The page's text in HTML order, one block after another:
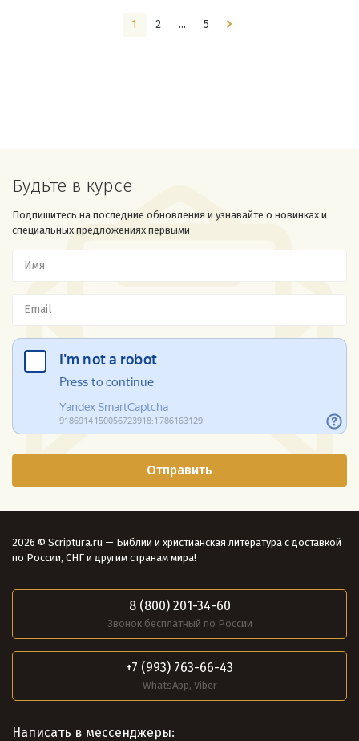
1 2 ... 5
Будьте в курсе
Подпишитесь на последние обновления и узнавайте о новинках и
специальных предложениях первыми
2026 © Scriptura.ru — Библии и христианская литература с доставкой
по России, СНГ и другим странам мира!
8 (800) 201-34-60
Звонок бесплатный по России
+7 (993) 763-66-43
WhatsApp, Viber
Написать в мессенджеры: